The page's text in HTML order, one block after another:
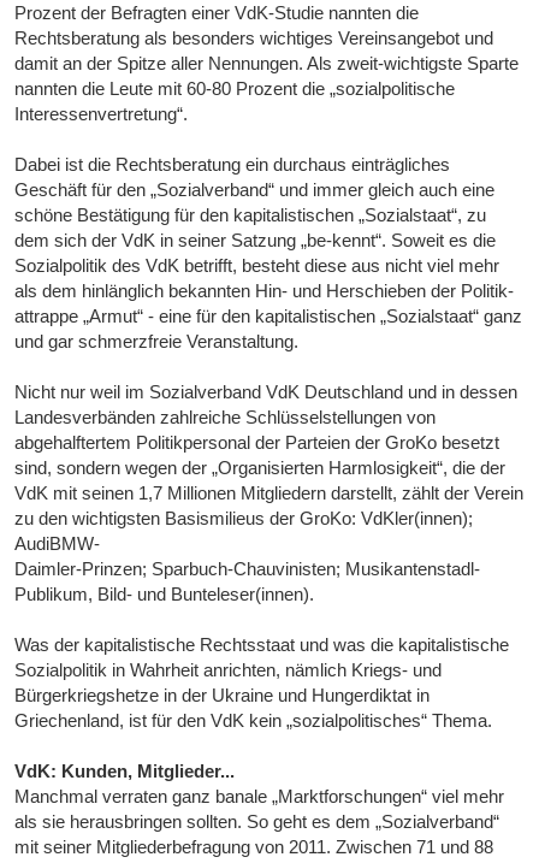
Prozent der Befragten einer VdK-Studie nannten die
Rechtsberatung als besonders wichtiges Vereinsangebot und
damit an der Spitze aller Nennungen. Als zweit-wichtigste Sparte
nannten die Leute mit 60-80 Prozent die „sozialpolitische
Interessenvertretung“.
Dabei ist die Rechtsberatung ein durchaus einträgliches
Geschäft für den „Sozialverband“ und immer gleich auch eine
schöne Bestätigung für den kapitalistischen „Sozialstaat“, zu
dem sich der VdK in seiner Satzung „be-kennt“. Soweit es die
Sozialpolitik des VdK betrifft, besteht diese aus nicht viel mehr
als dem hinlänglich bekannten Hin- und Herschieben der Politik-
attrappe „Armut“ - eine für den kapitalistischen „Sozialstaat“ ganz
und gar schmerzfreie Veranstaltung.
Nicht nur weil im Sozialverband VdK Deutschland und in dessen
Landesverbänden zahlreiche Schlüsselstellungen von
abgehalftertem Politikpersonal der Parteien der GroKo besetzt
sind, sondern wegen der „Organisierten Harmlosigkeit“, die der
VdK mit seinen 1,7 Millionen Mitgliedern darstellt, zählt der Verein
zu den wichtigsten Basismilieus der GroKo: VdKler(innen);
AudiBMW-
Daimler-Prinzen; Sparbuch-Chauvinisten; Musikantenstadl-
Publikum, Bild- und Bunteleser(innen).
Was der kapitalistische Rechtsstaat und was die kapitalistische
Sozialpolitik in Wahrheit anrichten, nämlich Kriegs- und
Bürgerkriegshetze in der Ukraine und Hungerdiktat in
Griechenland, ist für den VdK kein „sozialpolitisches“ Thema.
VdK: Kunden, Mitglieder...
Manchmal verraten ganz banale „Marktforschungen“ viel mehr
als sie herausbringen sollten. So geht es dem „Sozialverband“
mit seiner Mitgliederbefragung von 2011. Zwischen 71 und 88